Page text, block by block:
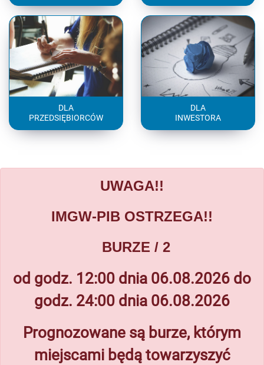
DLA
PRZEDSIĘBIORCÓW
DLA
INWESTORA
UWAGA!!
IMGW-PIB OSTRZEGA!!
BURZE / 2
od godz. 12:00 dnia 06.08.2026 do
godz. 24:00 dnia 06.08.2026
Prognozowane są burze, którym
miejscami będą towarzyszyć